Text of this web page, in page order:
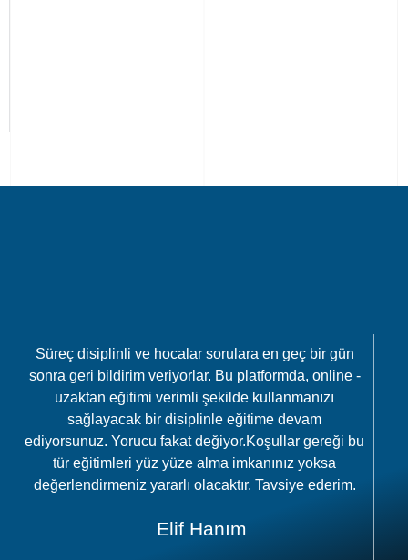
Süreç disiplinli ve hocalar sorulara en geç bir gün
sonra geri bildirim veriyorlar. Bu platformda, online -
uzaktan eğitimi verimli şekilde kullanmanızı
sağlayacak bir disiplinle eğitime devam
ediyorsunuz. Yorucu fakat değiyor.Koşullar gereği bu
tür eğitimleri yüz yüze alma imkanınız yoksa
değerlendirmeniz yararlı olacaktır. Tavsiye ederim.
Elif Hanım